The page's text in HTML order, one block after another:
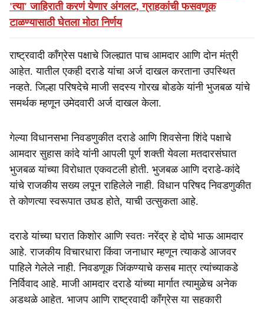
'त्या' जाहिराती करणं येणार अंगलट, ग्राहकांची फसवणूक
टाळण्यासाठी घेतला मोठा निर्णय
राष्ट्रवादी काँग्रेस पक्षाचे जिल्ह्यात पाच आमदार आणि दोन मंत्री
आहेत. यातील एकही दराडे यांचा अर्ज दाखल करताना उपस्थित
नव्हते. जिल्हा परिषदेचे माजी सदस्य गोरख बोडके यांनी भुजबळ यांचे
समर्थक म्हणून उमेदवारी अर्ज दाखल केला.
गेल्या विधानसभा निवडणुकीत दराडे आणि शिवसेना शिंदे पक्षाचे
आमदार सुहास कांदे यांनी आपली पूर्ण शक्ती येवला मतदारसंघात
भुजबळ यांच्या विरोधात एकवटली होती. भुजबळ आणि दराडे-कांदे
यांचे राजकीय सख्य लपून राहिलेले नाही. विधान परिषद निवडणुकीत
ते कोणत्या स्वरूपात उघड होते, याची उत्सुकता आहे.
दराडे यांच्या घरात किशोर आणि स्वतः नरेंद्र हे दोघे भाऊ आमदार
आहे. राजकीय विचारधारा किंवा जनाधार म्हणून त्याकडे आजवर
पाहिले गेलेले नाही. निवडणूक जिंकण्याचे कसब मात्र त्यांच्याकडे
निर्विवाद आहे. माजी आमदार दराडे यांच्या मार्गात त्यामुळेच अनेक
अडथळे आहेत. भाजप आणि राष्ट्रवादी काँग्रेस या सहकारी